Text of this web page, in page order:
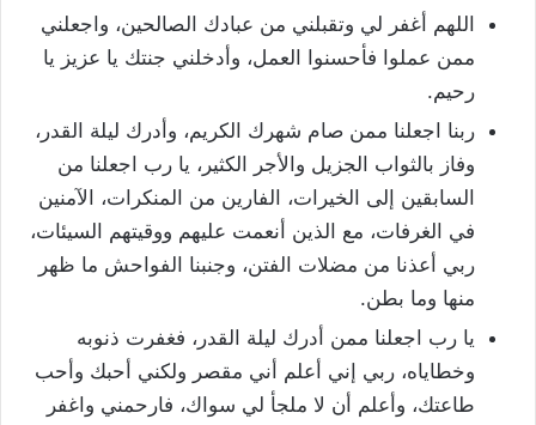
اللهم أغفر لي وتقبلني من عبادك الصالحين، واجعلني
ممن عملوا فأحسنوا العمل، وأدخلني جنتك يا عزيز يا
رحيم.
ربنا اجعلنا ممن صام شهرك الكريم، وأدرك ليلة القدر،
وفاز بالثواب الجزيل والأجر الكثير، يا رب اجعلنا من
السابقين إلى الخيرات، الفارين من المنكرات، الآمنين
في الغرفات، مع الذين أنعمت عليهم ووقيتهم السيئات،
ربي أعذنا من مضلات الفتن، وجنبنا الفواحش ما ظهر
منها وما بطن.
يا رب اجعلنا ممن أدرك ليلة القدر، فغفرت ذنوبه
وخطاياه، ربي إني أعلم أني مقصر ولكني أحبك وأحب
طاعتك، وأعلم أن لا ملجأ لي سواك، فارحمني واغفر